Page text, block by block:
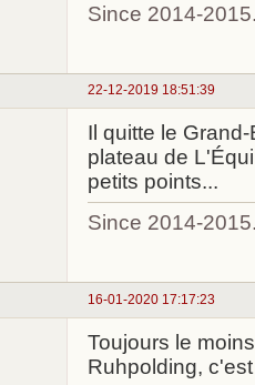
Since 2014-
22-12-2019 18:51:39
Il quitte le
plateau de
petits points...
Since 2014-
16-01-2020 17:17:23
Toujours le
Ruhpolding,